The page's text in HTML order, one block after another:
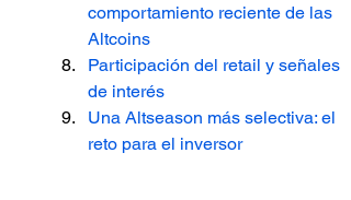
comportamiento reciente de las
Altcoins
Participación del retail y señales
de interés
Una Altseason más selectiva: el
reto para el inversor